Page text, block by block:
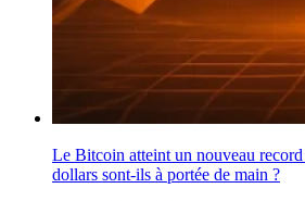
Le Bitcoin atteint un nouveau
dollars sont-ils à portée de main ?